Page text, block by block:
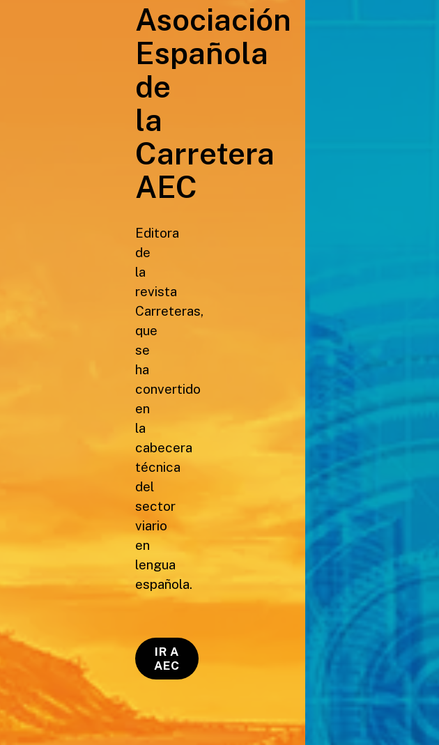
Asociación
Española
de
la
Carretera
AEC
Editora
de
la
revista
Carreteras,
que
se
ha
convertido
en
la
cabecera
técnica
del
sector
viario
en
lengua
española.
IR A
AEC